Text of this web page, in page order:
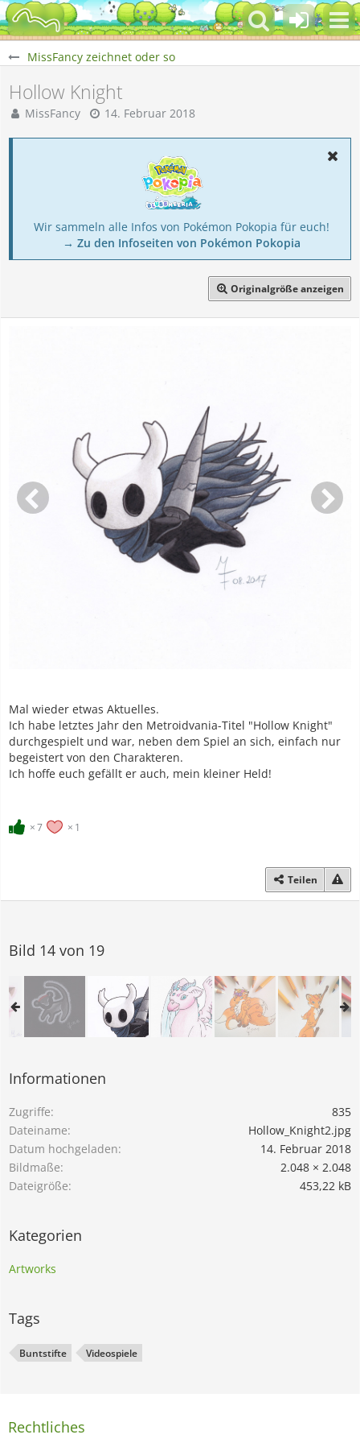
MissFancy zeichnet oder so
Hollow Knight
MissFancy 14. Februar 2018
Wir sammeln alle Infos von Pokémon Pokopia für euch!
→ Zu den Infoseiten von Pokémon Pokopia
Originalgröße anzeigen
Mal wieder etwas Aktuelles.
Ich habe letztes Jahr den Metroidvania-Titel "Hollow Knight"
durchgespielt und war, neben dem Spiel an sich, einfach nur
begeistert von den Charakteren.
Ich hoffe euch gefällt er auch, mein kleiner Held!
7 1
Teilen
Bild 14 von 19
Informationen
Zugriffe
835
Dateiname
Hollow_Knight2.jpg
Datum hochgeladen
14. Februar 2018
Bildmaße
2.048 × 2.048
Dateigröße
453,22 kB
Kategorien
Artworks
Tags
Buntstifte Videospiele
Rechtliches